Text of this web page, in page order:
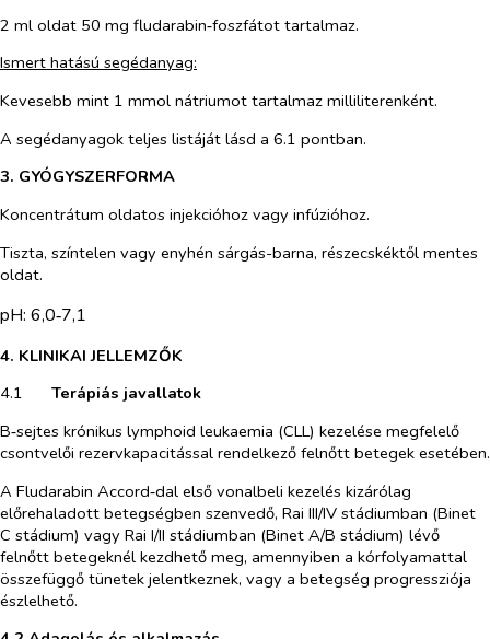
2 ml oldat 50 mg fludarabin‑foszfátot tartalmaz.
Ismert hatású segédanyag:
Kevesebb mint 1 mmol nátriumot tartalmaz milliliterenként.
A segédanyagok teljes listáját lásd a 6.1 pontban.
3. GYÓGYSZERFORMA
Koncentrátum oldatos injekcióhoz vagy infúzióhoz.
Tiszta, színtelen vagy enyhén sárgás-barna, részecskéktől mentes
oldat.
pH: 6,0‑7,1
4. KLINIKAI JELLEMZŐK
4.1​
Terápiás javallatok
B‑sejtes krónikus lymphoid leukaemia (CLL) kezelése megfelelő
csontvelői rezervkapacitással rendelkező felnőtt betegek esetében.
A Fludarabin Accord‑dal első vonalbeli kezelés kizárólag
előrehaladott betegségben szenvedő, Rai III/IV stádiumban (Binet
C stádium) vagy Rai I/II stádiumban (Binet A/B stádium) lévő
felnőtt betegeknél kezdhető meg, amennyiben a kórfolyamattal
összefüggő tünetek jelentkeznek, vagy a betegség progressziója
észlelhető.